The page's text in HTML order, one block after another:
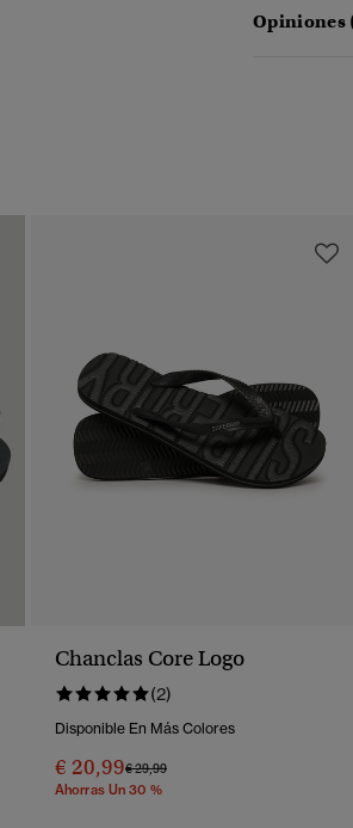
Opiniones
Chanclas Core Logo
(2)
Disponible En Más Colores
€ 20,99Precio Rebajado De
€ 29,99A
Ahorras Un 30 %